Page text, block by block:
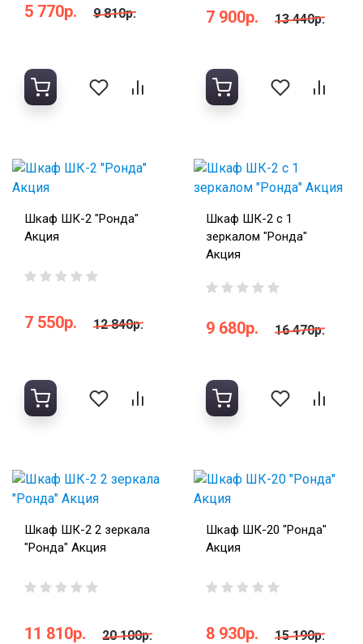
5 770р. 9 810р. 7 900р. 13 440р.
Шкаф ШК-2 "Ронда"
Акция
7 550р. 12 840р.
Шкаф ШК-2 с 1
зеркалом "Ронда"
Акция
9 680р. 16 470р.
Шкаф ШК-2 2 зеркала
"Ронда" Акция
11 810р. 20 100р.
Шкаф ШК-20 "Ронда"
Акция
8 930р. 15 190р.